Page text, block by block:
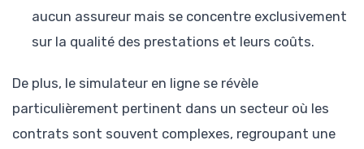
aucun assureur mais se concentre exclusivement
sur la qualité des prestations et leurs coûts.
De plus, le simulateur en ligne se révèle
particulièrement pertinent dans un secteur où les
contrats sont souvent complexes, regroupant une